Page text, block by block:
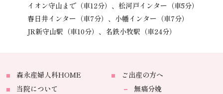
イオン守山まで（車12分）、松河戸インター（車5分）
春日井インター（車7分）、 小幡インター（車7分）
JR新守山駅（車10分）、 名鉄小牧駅（車24分）
森永産婦人科HOME
当院について
ご出産の方へ
無痛分娩